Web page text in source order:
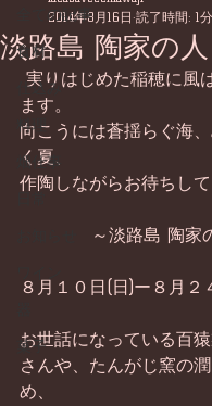
全ての記事
食材
仕込み
料理
畑仕事
菓子
淡路島 陶家の人
2014年8月16日 読了時間: 1分
ます。
向こうには蒼揺らぐ海
く夏、
作陶しながらお待ちし
～淡路島
８月１０日(日)ー８月２
お世話になっている百
さんや、たんがじ窯の
め、